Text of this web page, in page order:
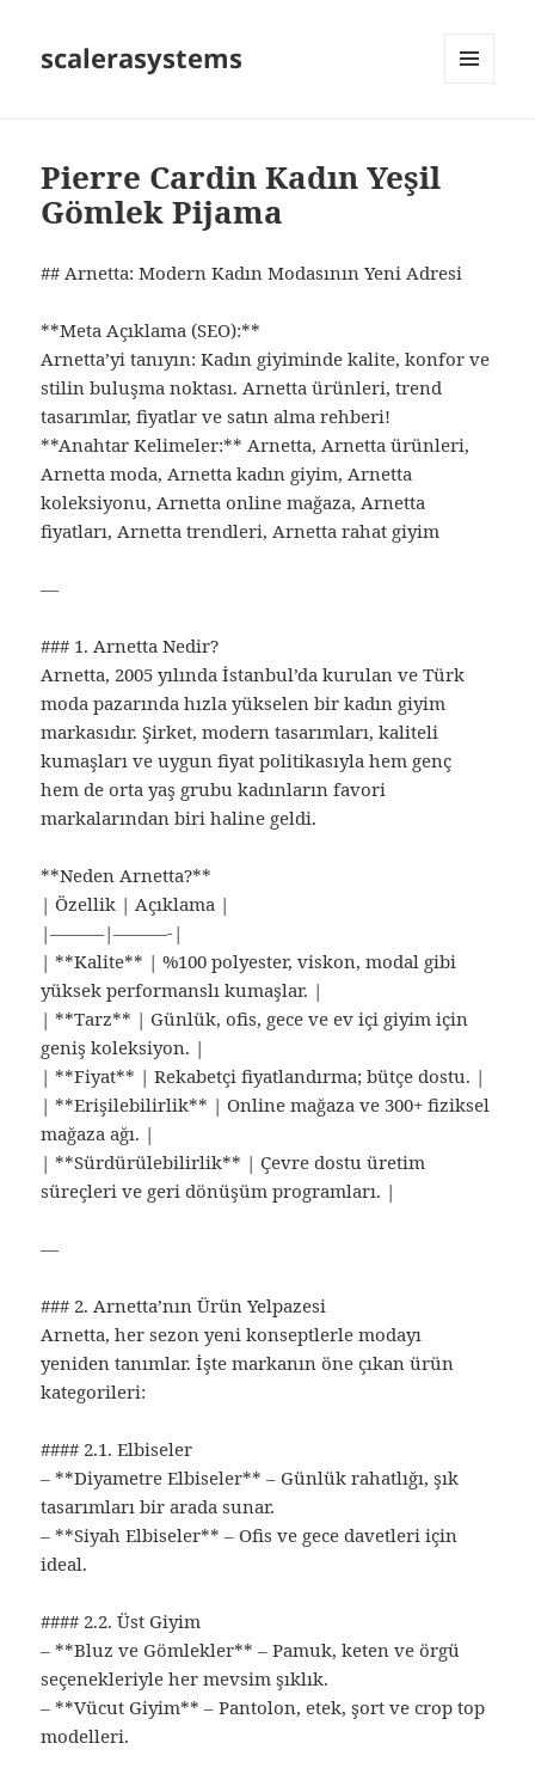
scalerasystems
Pierre Cardin Kadın Yeşil
Gömlek Pijama
## Arnetta: Modern Kadın Modasının Yeni Adresi
**Meta Açıklama (SEO):**
Arnetta’yi tanıyın: Kadın giyiminde kalite, konfor ve
stilin buluşma noktası. Arnetta ürünleri, trend
tasarımlar, fiyatlar ve satın alma rehberi!
**Anahtar Kelimeler:** Arnetta, Arnetta ürünleri,
Arnetta moda, Arnetta kadın giyim, Arnetta
koleksiyonu, Arnetta online mağaza, Arnetta
fiyatları, Arnetta trendleri, Arnetta rahat giyim
—
### 1. Arnetta Nedir?
Arnetta, 2005 yılında İstanbul’da kurulan ve Türk
moda pazarında hızla yükselen bir kadın giyim
markasıdır. Şirket, modern tasarımları, kaliteli
kumaşları ve uygun fiyat politikasıyla hem genç
hem de orta yaş grubu kadınların favori
markalarından biri haline geldi.
**Neden Arnetta?**
| Özellik | Açıklama |
|———|———-|
| **Kalite** | %100 polyester, viskon, modal gibi
yüksek performanslı kumaşlar. |
| **Tarz** | Günlük, ofis, gece ve ev içi giyim için
geniş koleksiyon. |
| **Fiyat** | Rekabetçi fiyatlandırma; bütçe dostu. |
| **Erişilebilirlik** | Online mağaza ve 300+ fiziksel
mağaza ağı. |
| **Sürdürülebilirlik** | Çevre dostu üretim
süreçleri ve geri dönüşüm programları. |
—
### 2. Arnetta’nın Ürün Yelpazesi
Arnetta, her sezon yeni konseptlerle modayı
yeniden tanımlar. İşte markanın öne çıkan ürün
kategorileri:
#### 2.1. Elbiseler
– **Diyametre Elbiseler** – Günlük rahatlığı, şık
tasarımları bir arada sunar.
– **Siyah Elbiseler** – Ofis ve gece davetleri için
ideal.
#### 2.2. Üst Giyim
– **Bluz ve Gömlekler** – Pamuk, keten ve örgü
seçenekleriyle her mevsim şıklık.
– **Vücut Giyim** – Pantolon, etek, şort ve crop top
modelleri.